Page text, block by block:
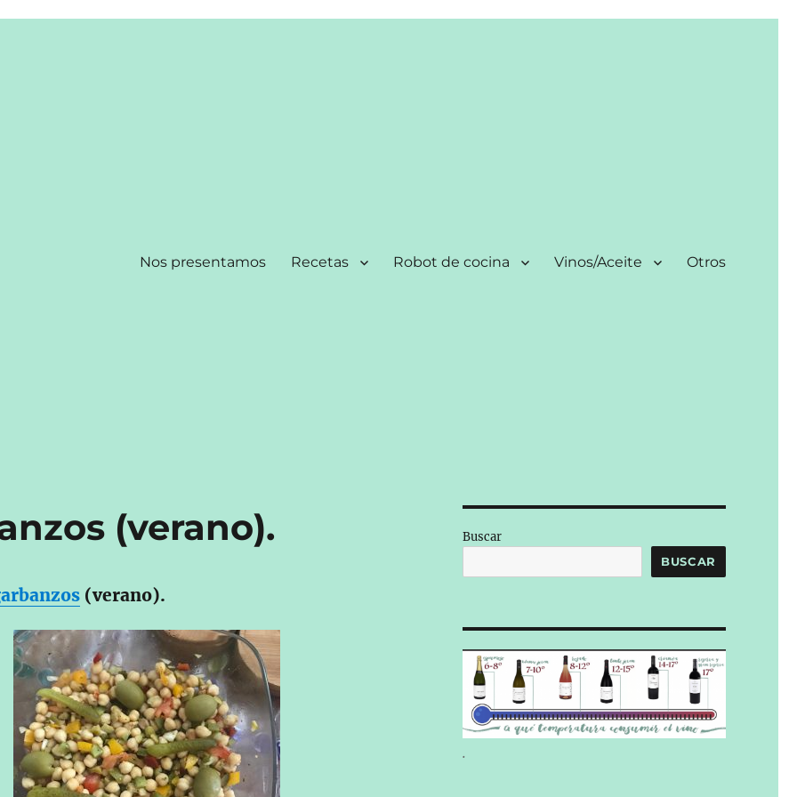
Nos presentamos Recetas Robot de cocina Vinos/Aceite Otros
(verano).
(verano).
Buscar
BUSCAR
.